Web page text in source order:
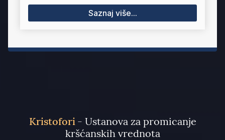
Saznaj više...
Kristofori - Ustanova za promicanje
kršćanskih vrednota